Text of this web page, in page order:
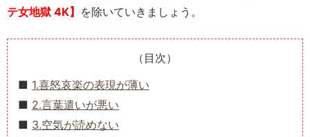
テ女地獄 4K】 を除いていきましょう。
（目次）
1.喜怒哀楽の表現が薄い
2.言葉遣いが悪い
3.空気が読めない